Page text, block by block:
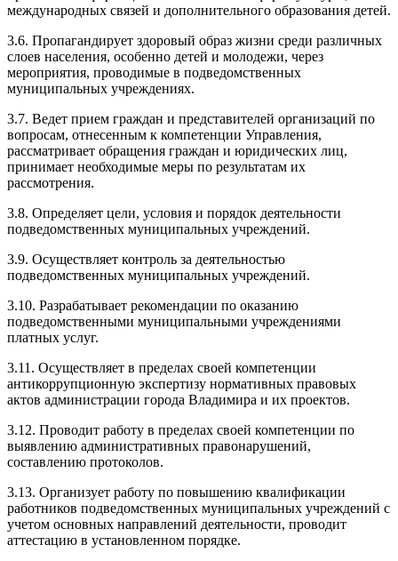
международных связей и дополнительного образования детей.
3.6. Пропагандирует здоровый образ жизни среди различных
слоев населения, особенно детей и молодежи, через
мероприятия, проводимые в подведомственных
муниципальных учреждениях.
3.7. Ведет прием граждан и представителей организаций по
вопросам, отнесенным к компетенции Управления,
рассматривает обращения граждан и юридических лиц,
принимает необходимые меры по результатам их
рассмотрения.
3.8. Определяет цели, условия и порядок деятельности
подведомственных муниципальных учреждений.
3.9. Осуществляет контроль за деятельностью
подведомственных муниципальных учреждений.
3.10. Разрабатывает рекомендации по оказанию
подведомственными муниципальными учреждениями
платных услуг.
3.11. Осуществляет в пределах своей компетенции
антикоррупционную экспертизу нормативных правовых
актов администрации города Владимира и их проектов.
3.12. Проводит работу в пределах своей компетенции по
выявлению административных правонарушений,
составлению протоколов.
3.13. Организует работу по повышению квалификации
работников подведомственных муниципальных учреждений с
учетом основных направлений деятельности, проводит
аттестацию в установленном порядке.